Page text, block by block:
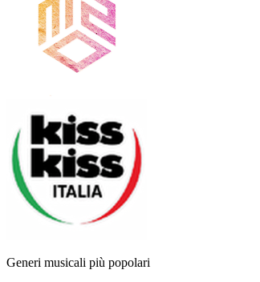
Generi musicali più popolari